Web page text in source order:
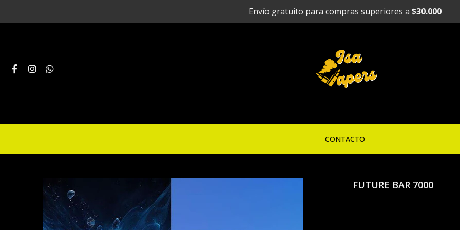
Envío gratuito para compras superiores a $30.000
CONTACTO
FUTURE BAR 7000